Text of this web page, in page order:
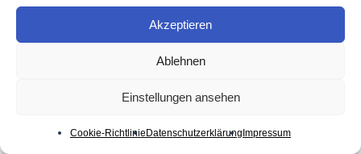
Akzeptieren
Ablehnen
Einstellungen ansehen
Cookie-Richtlinie Datenschutzerklärung Impressum